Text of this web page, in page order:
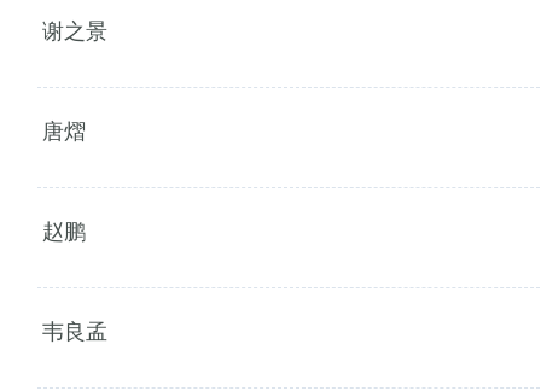
谢之景
唐熠
赵鹏
韦良孟